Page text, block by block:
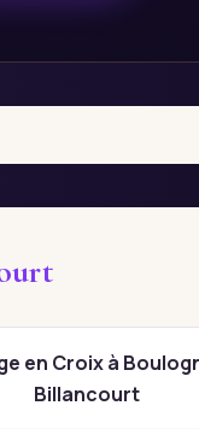
en Croix à
Billancourt